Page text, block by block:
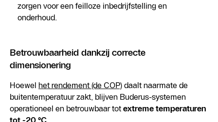
zorgen voor een feilloze inbedrijfstelling en
onderhoud.
Betrouwbaarheid dankzij correcte
dimensionering
Hoewel het rendement (de COP) daalt naarmate de
buitentemperatuur zakt, blijven Buderus-systemen
operationeel en betrouwbaar tot extreme temperaturen
tot -20 °C.